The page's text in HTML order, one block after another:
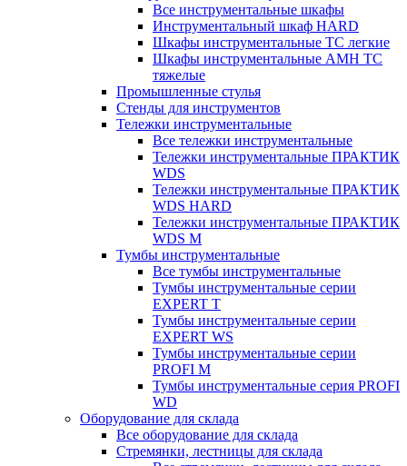
Все инструментальные шкафы
Инструментальный шкаф HARD
Шкафы инструментальные ТС легкие
Шкафы инструментальные AMH TC
тяжелые
Промышленные стулья
Стенды для инструментов
Тележки инструментальные
Все тележки инструментальные
Тележки инструментальные ПРАКТИК
WDS
Тележки инструментальные ПРАКТИК
WDS HARD
Тележки инструментальные ПРАКТИК
WDS M
Тумбы инструментальные
Все тумбы инструментальные
Тумбы инструментальные серии
EXPERT T
Тумбы инструментальные серии
EXPERT WS
Тумбы инструментальные серии
PROFI M
Тумбы инструментальные серия PROFI
WD
Оборудование для склада
Все оборудование для склада
Стремянки, лестницы для склада